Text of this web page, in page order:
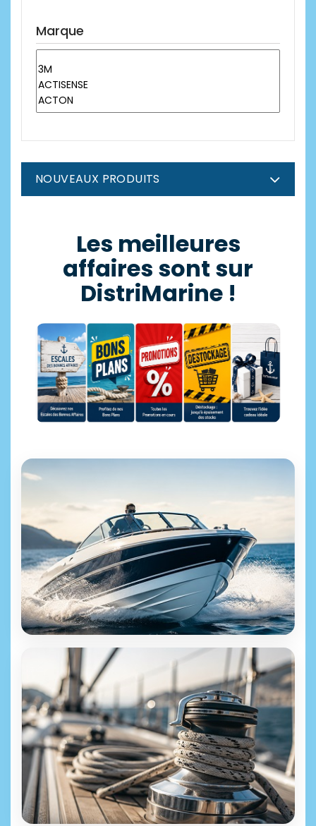
Marque
NOUVEAUX PRODUITS
Les meilleures
affaires sont sur
DistriMarine !
Escales des bonnes affaires
Bons Plans PromotionsDéstockageIdées cadeaux
ÉQUIPEMENT & ACCESSOIRES
+25 000 références disponibles
Motonautisme
Découvrir →